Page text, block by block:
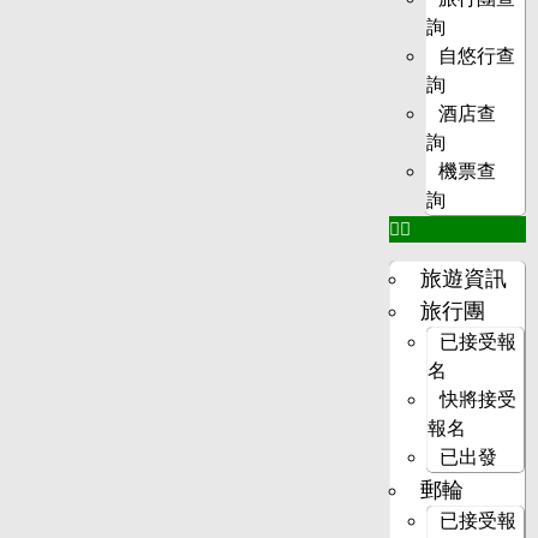
詢
自悠行查
詢
酒店查
詢
機票查
詢
旅遊資訊
旅行團
已接受報
名
快將接受
報名
已出發
郵輪
已接受報